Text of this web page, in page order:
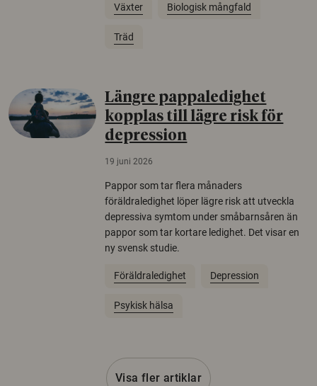
Växter Biologisk mångfald
Träd
Längre pappaledighet
kopplas till lägre risk för
depression
19 juni 2026
Pappor som tar flera månaders
föräldraledighet löper lägre risk att utveckla
depressiva symtom under småbarnsåren än
pappor som tar kortare ledighet. Det visar en
ny svensk studie.
Föräldraledighet Depression
Psykisk hälsa
Visa fler artiklar